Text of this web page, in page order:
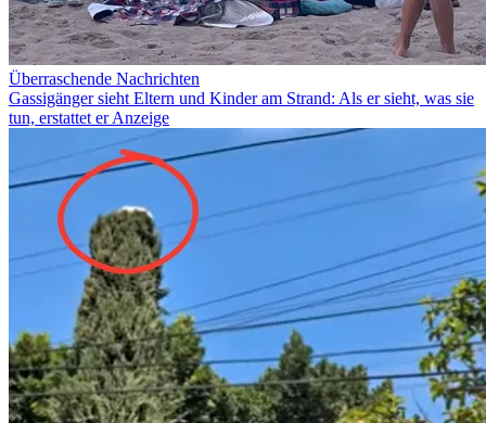
Überraschende Nachrichten
Gassigänger sieht Eltern und Kinder am Strand: Als er sieht, was sie
tun, erstattet er Anzeige